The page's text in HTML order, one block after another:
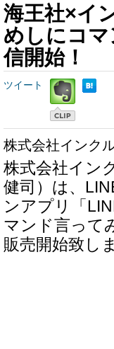
海王社×イ
めしにコ
信開始！
ツイート
株式会社インク
株式会社イン
健司）は、
ンアプリ「
マンド言って
販売開始致し